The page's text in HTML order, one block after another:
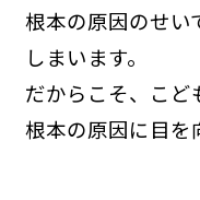
根本の原因のせい
しまいます。
だからこそ、こど
根本の原因に目を